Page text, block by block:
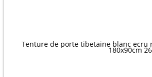
Tenture de porte tibetaine blanc ecru
180x90cm